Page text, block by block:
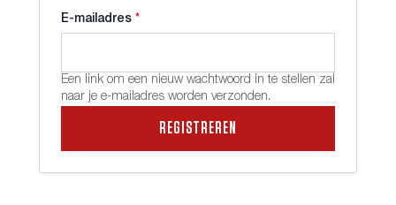
E-mailadres *Vereist
Een link om een nieuw wachtwoord in te stellen zal
naar je e-mailadres worden verzonden.
REGISTREREN